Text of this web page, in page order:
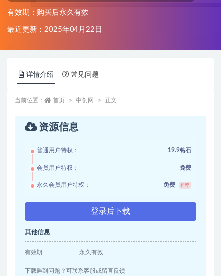
有效期：购买后永久有效
最近更新：2025年04月22日
详情介绍 常见问题
当前位置： 首页 中创网 正文
资源信息
普通用户特权： 19.9钻石
会员用户特权： 免费
永久会员用户特权： 免费 推荐
登录后下载
其他信息
有效期 永久有效
下载遇到问题？可联系客服或留言反馈